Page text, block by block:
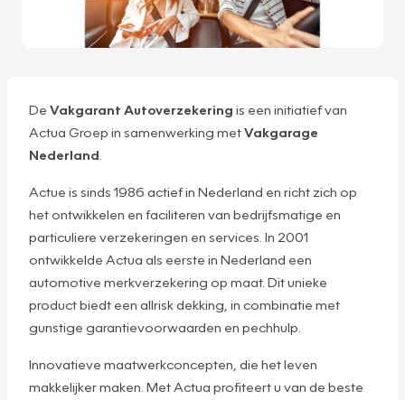
De Vakgarant Autoverzekering is een initiatief van
Actua Groep in samenwerking metVakgarage
Nederland
Actue is sinds 1986 actief in Nederland en richt zich op
het ontwikkelen en faciliteren van bedrijfsmatige en
particuliere verzekeringen en services. In 2001
ontwikkelde Actua als eerste in Nederland een
automotive merkverzekering op maat. Dit unieke
product biedt een allrisk dekking, in combinatie met
gunstige garantievoorwaarden en pechhulp.
Innovatieve maatwerkconcepten, die het leven
makkelijker maken. Met Actua profiteert u van de beste